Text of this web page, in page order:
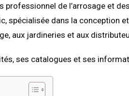
professionnel de l’arrosage et
spécialisée dans la conception
aux jardineries et aux
ses catalogues et ses